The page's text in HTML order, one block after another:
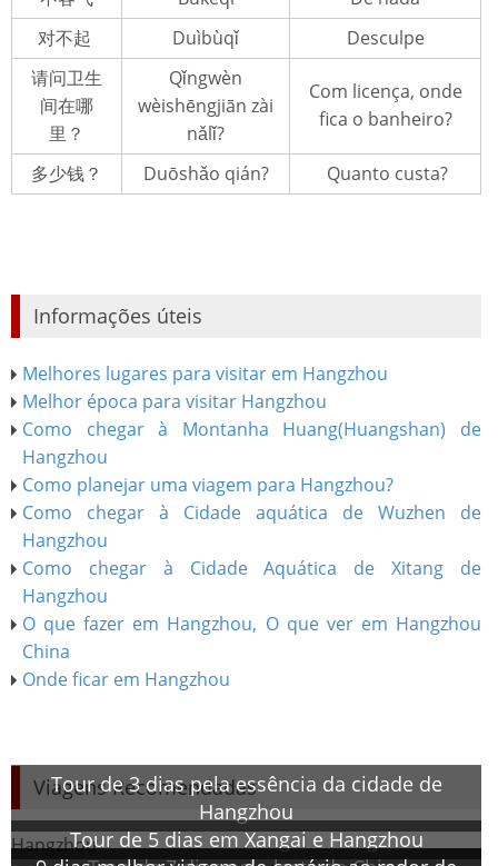
对不起
Duìbùqǐ
Desculpe
请问卫生
间在哪
里？
Qǐngwèn
wèishēngjiān zài
nǎlǐ?
Com licença, onde
fica o banheiro?
多少钱？ Duōshǎo qián? Quanto custa?
Informações úteis
Melhores lugares para visitar em Hangzhou
Melhor época para visitar Hangzhou
Como chegar à Montanha Huang(Huangshan) de
Hangzhou
Como planejar uma viagem para Hangzhou?
Como chegar à Cidade aquática de Wuzhen de
Hangzhou
Como chegar à Cidade Aquática de Xitang de
Hangzhou
O que fazer em Hangzhou, O que ver em Hangzhou
China
Onde ficar em Hangzhou
Viagens Recomendadas
Tour de 3 dias pela essência da cidade de
Hangzhou
HangzhouTour de 5 dias em Xangai e Hangzhou